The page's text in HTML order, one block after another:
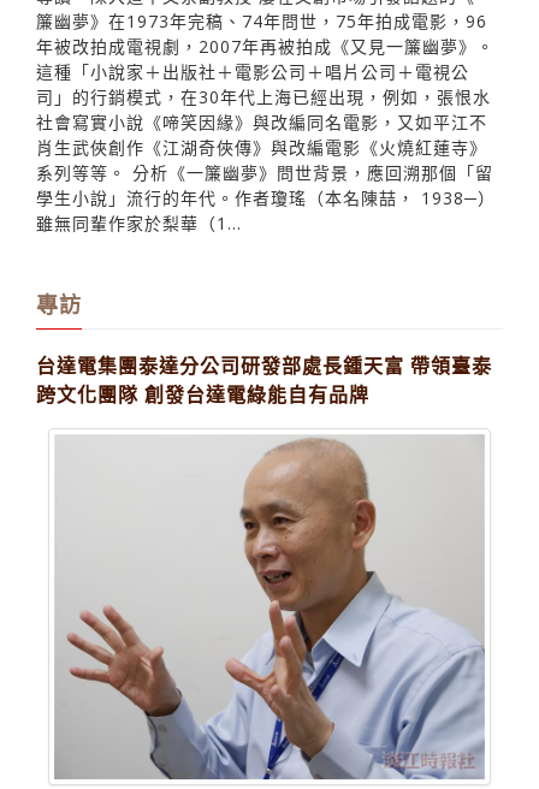
簾幽夢》在1973年完稿、74年問世，75年拍成電影，96
年被改拍成電視劇，2007年再被拍成《又見一簾幽夢》。
這種「小說家＋出版社＋電影公司＋唱片公司＋電視公
司」的行銷模式，在30年代上海已經出現，例如，張恨水
社會寫實小說《啼笑因緣》與改編同名電影，又如平江不
肖生武俠創作《江湖奇俠傳》與改編電影《火燒紅蓮寺》
系列等等。 分析《一簾幽夢》問世背景，應回溯那個「留
學生小說」流行的年代。作者瓊瑤（本名陳喆， 1938─）
雖無同輩作家於梨華（1...
專訪
台達電集團泰達分公司研發部處長鍾天富 帶領臺泰
跨文化團隊 創發台達電綠能自有品牌